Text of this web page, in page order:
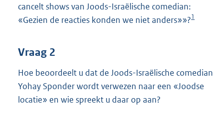
cancelt shows van Joods-Israëlische comedian:
«Gezien de reacties konden we niet anders»»?1
Vraag 2
Hoe beoordeelt u dat de Joods-Israëlische comedian
Yohay Sponder wordt verwezen naar een «Joodse
locatie» en wie spreekt u daar op aan?